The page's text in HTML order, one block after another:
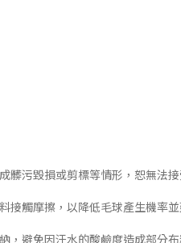
珈、健身。
髒污毀損或剪標等情形，恕無法接
接觸摩擦，以降低毛球產生機率並
，避免因汗水的酸鹼度造成部分